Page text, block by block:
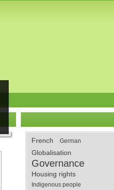
French German
Globalisation
Governance
Housing rights
Indigenous people